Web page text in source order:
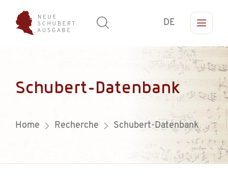
DE
Schubert-Datenbank
Home Recherche Schubert-Datenbank